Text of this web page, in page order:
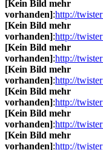
[Kein Bild mehr
vorhanden]:http://
[Kein Bild mehr
vorhanden]:http://
[Kein Bild mehr
vorhanden]:http://
[Kein Bild mehr
vorhanden]:http://
[Kein Bild mehr
vorhanden]:http://
[Kein Bild mehr
vorhanden]:http://
[Kein Bild mehr
vorhanden]:http://